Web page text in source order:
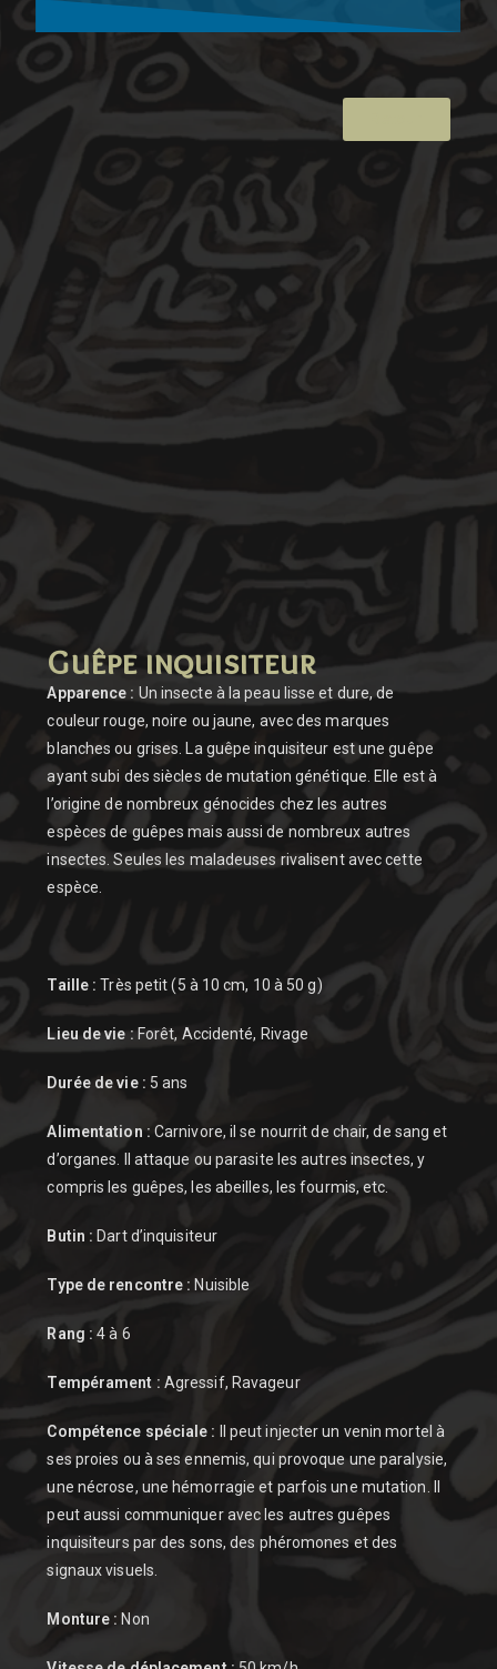
Guêpe inquisiteur
Apparence : Un insecte à la peau lisse et dure, de
couleur rouge, noire ou jaune, avec des marques
blanches ou grises. La guêpe inquisiteur est une guêpe
ayant subi des siècles de mutation génétique. Elle est à
l’origine de nombreux génocides chez les autres
espèces de guêpes mais aussi de nombreux autres
insectes. Seules les maladeuses rivalisent avec cette
espèce.
Taille : Très petit (5 à 10 cm, 10 à 50 g)
Lieu de vie : Forêt, Accidenté, Rivage
Durée de vie : 5 ans
Alimentation : Carnivore, il se nourrit de chair, de sang et
d’organes. Il attaque ou parasite les autres insectes, y
compris les guêpes, les abeilles, les fourmis, etc.
Butin : Dart d’inquisiteur
Type de rencontre : Nuisible
Rang : 4 à 6
Tempérament : Agressif, Ravageur
Compétence spéciale : Il peut injecter un venin mortel à
ses proies ou à ses ennemis, qui provoque une paralysie,
une nécrose, une hémorragie et parfois une mutation. Il
peut aussi communiquer avec les autres guêpes
inquisiteurs par des sons, des phéromones et des
signaux visuels.
Monture : Non